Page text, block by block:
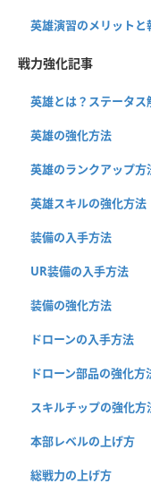
英雄演習のメリットと
戦力強化記事
英雄とは？ステータス
英雄の強化方法
英雄のランクアップ方
英雄スキルの強化方法
装備の入手方法
UR装備の入手方法
装備の強化方法
ドローンの入手方法
ドローン部品の強化方
スキルチップの強化方
本部レベルの上げ方
総戦力の上げ方